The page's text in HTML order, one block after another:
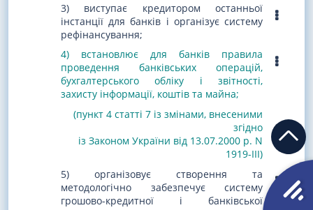
3) виступає кредитором останньої
інстанції для банків і організує систему
рефінансування;
4) встановлює для банків правила
проведення банківських операцій,
бухгалтерського обліку і звітності,
захисту інформації, коштів та майна;
(пункт 4 статті 7 із змінами, внесеними
згідно
із Законом України від 13.07.2000 р. N
1919-III)
5) організовує створення та
методологічно забезпечує систему
грошово-кредитної і банківської